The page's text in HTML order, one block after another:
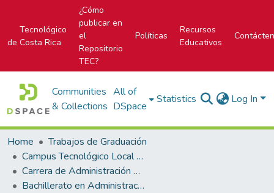
Tecnológico
de Costa Rica
¿Cómo
publicar en
el
Repositorio
TEC?
Políticas
Recursos
Educativos
Communities
& Collections
All of
DSpace
Statistics Log In
Home
Trabajos de Graduación
Campus Tecnológico Local San José
Carrera de Administración de Empresa
Bachillerato en Administración de Empresas